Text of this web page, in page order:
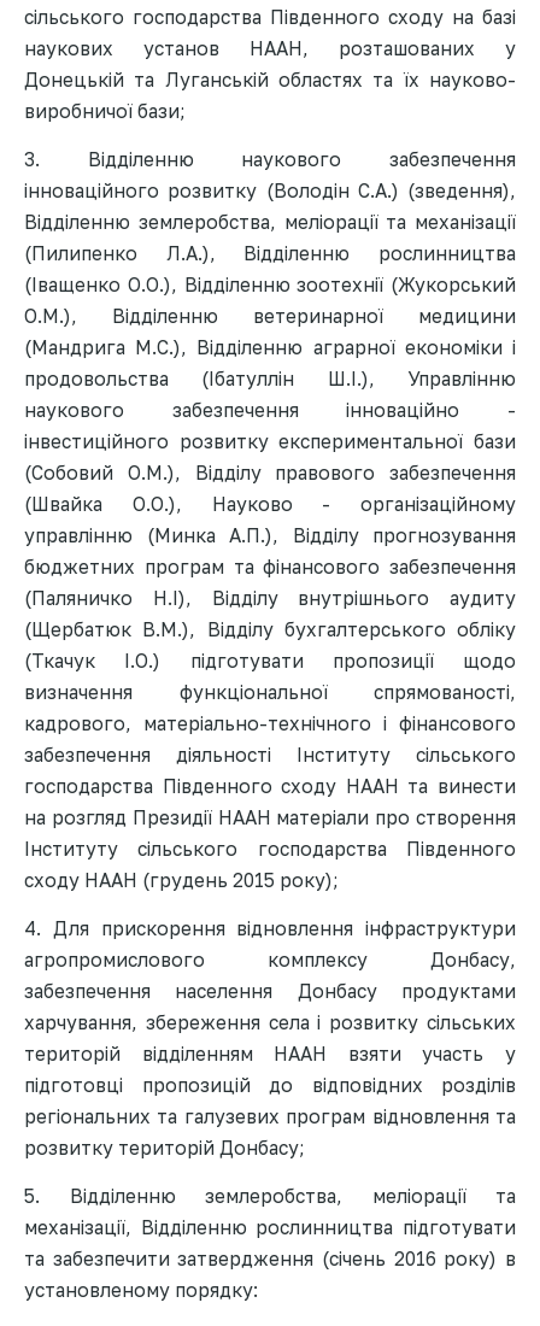
сільського господарства Південного сходу на базі
наукових установ НААН, розташованих у
Донецькій та Луганській областях та їх науково-
виробничої бази;
3. Відділенню наукового забезпечення
інноваційного розвитку (Володін С.А.) (зведення),
Відділенню землеробства, меліорації та механізації
(Пилипенко Л.А.), Відділенню рослинництва
(Іващенко О.О.), Відділенню зоотехнії (Жукорський
О.М.), Відділенню ветеринарної медицини
(Мандрига М.С.), Відділенню аграрної економіки і
продовольства (Ібатуллін Ш.І.), Управлінню
наукового забезпечення інноваційно -
інвестиційного розвитку експериментальної бази
(Собовий О.М.), Відділу правового забезпечення
(Швайка О.О.), Науково - організаційному
управлінню (Минка А.П.), Відділу прогнозування
бюджетних програм та фінансового забезпечення
(Паляничко Н.І), Відділу внутрішнього аудиту
(Щербатюк В.М.), Відділу бухгалтерського обліку
(Ткачук І.О.) підготувати пропозиції щодо
визначення функціональної спрямованості,
кадрового, матеріально-технічного і фінансового
забезпечення діяльності Інституту сільського
господарства Південного сходу НААН та винести
на розгляд Президії НААН матеріали про створення
Інституту сільського господарства Південного
сходу НААН (грудень 2015 року);
4. Для прискорення відновлення інфраструктури
агропромислового комплексу Донбасу,
забезпечення населення Донбасу продуктами
харчування, збереження села і розвитку сільських
територій відділенням НААН взяти участь у
підготовці пропозицій до відповідних розділів
регіональних та галузевих програм відновлення та
розвитку територій Донбасу;
5. Відділенню землеробства, меліорації та
механізації, Відділенню рослинництва підготувати
та забезпечити затвердження (січень 2016 року) в
установленому порядку: